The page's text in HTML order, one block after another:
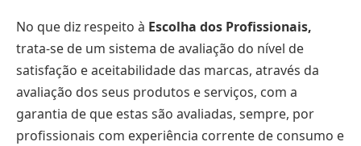
No que diz respeito à Escolha dos Profissionais,
trata-se de um sistema de avaliação do nível de
satisfação e aceitabilidade das marcas, através da
avaliação dos seus produtos e serviços, com a
garantia de que estas são avaliadas, sempre, por
profissionais com experiência corrente de consumo e